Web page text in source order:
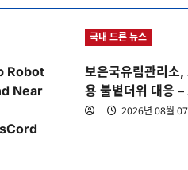
Robot
Near
국내 드론 뉴스
보은국유림관리소
용 불볕더위 대응 –
2026년 08월